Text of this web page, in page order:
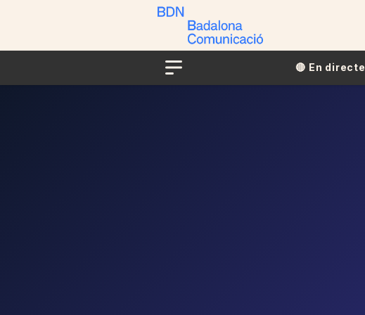
Menu
🔴​​ En directe